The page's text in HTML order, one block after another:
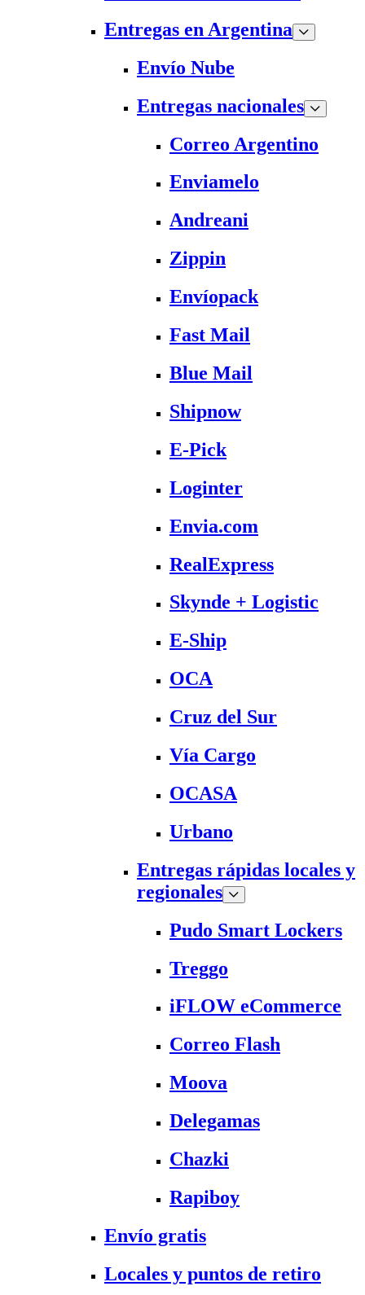
Entregas en Argentina
Envío Nube
Entregas nacionales
Correo Argentino
Enviamelo
Andreani
Zippin
Envíopack
Fast Mail
Blue Mail
Shipnow
E-Pick
Loginter
Envia.com
RealExpress
Skynde + Logistic
E-Ship
OCA
Cruz del Sur
Vía Cargo
OCASA
Urbano
Entregas rápidas locales y
regionales
Pudo Smart Lockers
Treggo
iFLOW eCommerce
Correo Flash
Moova
Delegamas
Chazki
Rapiboy
Envío gratis
Locales y puntos de retiro